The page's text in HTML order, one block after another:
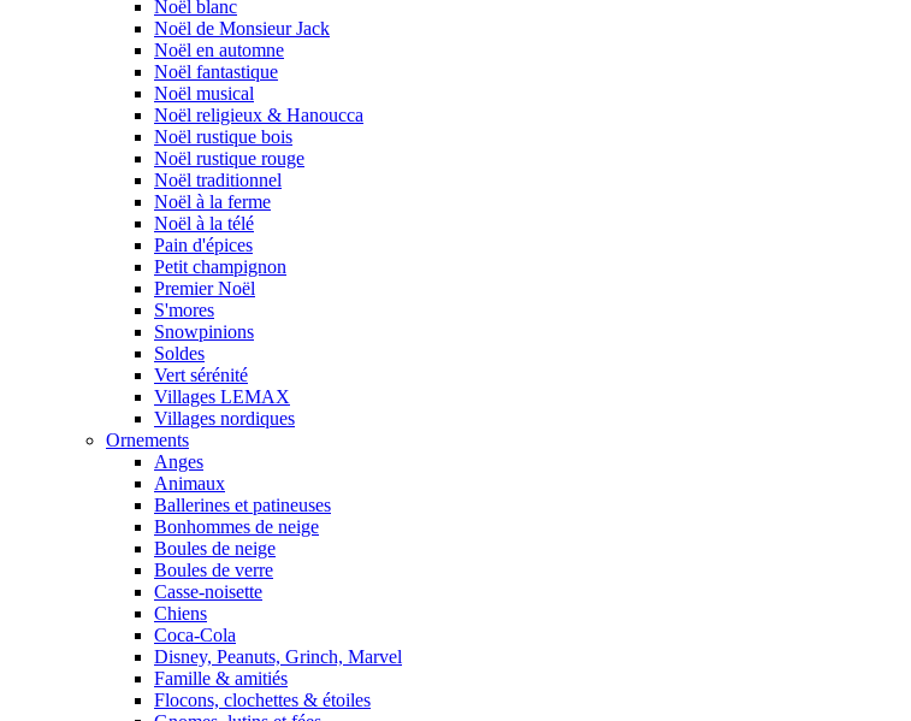
Noël blanc
Noël de Monsieur Jack
Noël en automne
Noël fantastique
Noël musical
Noël religieux & Hanoucca
Noël rustique bois
Noël rustique rouge
Noël traditionnel
Noël à la ferme
Noël à la télé
Pain d'épices
Petit champignon
Premier Noël
S'mores
Snowpinions
Soldes
Vert sérénité
Villages LEMAX
Villages nordiques
Ornements
Anges
Animaux
Ballerines et patineuses
Bonhommes de neige
Boules de neige
Boules de verre
Casse-noisette
Chiens
Coca-Cola
Disney, Peanuts, Grinch, Marvel
Famille & amitiés
Flocons, clochettes & étoiles